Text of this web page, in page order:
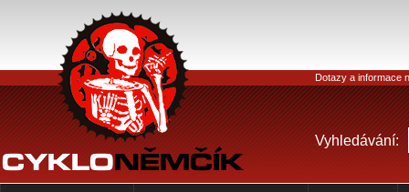
Dotazy a informace
Vyhledávání: